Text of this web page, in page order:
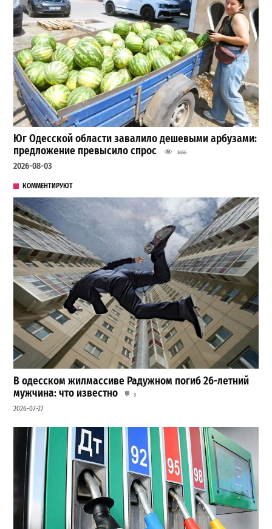
Юг Одесской области завалило дешевыми арбузами:
предложение превысило спрос
3656
2026-08-03
КОММЕНТИРУЮТ
В одесском жилмассиве Радужном погиб 26-летний
мужчина: что известно
3
2026-07-27